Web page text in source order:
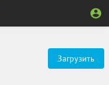
Загрузить